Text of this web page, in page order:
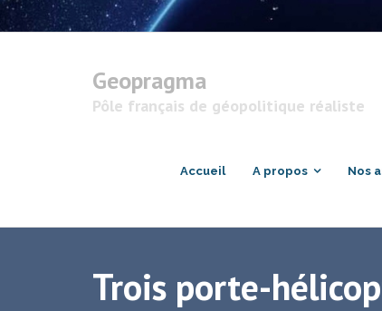
Geopragma
Pôle français de géopolitique réaliste
Accueil A propos Nos
Trois porte-